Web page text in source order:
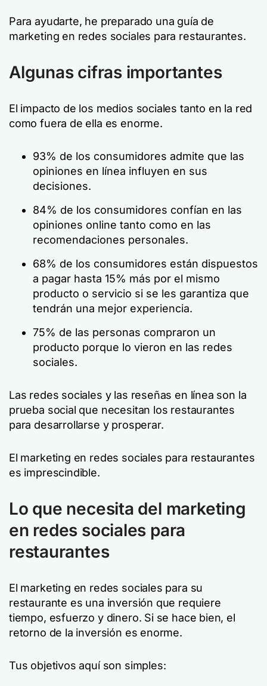
Para ayudarte, he preparado una guía de
marketing en redes sociales para restaurantes.
Algunas cifras importantes
El impacto de los medios sociales tanto en la red
como fuera de ella es enorme.
93% de los consumidores admite que las
opiniones en línea influyen en sus
decisiones.
84% de los consumidores confían en las
opiniones online tanto como en las
recomendaciones personales.
68% de los consumidores están dispuestos
a pagar hasta 15% más por el mismo
producto o servicio si se les garantiza que
tendrán una mejor experiencia.
75% de las personas compraron un
producto porque lo vieron en las redes
sociales.
Las redes sociales y las reseñas en línea son la
prueba social que necesitan los restaurantes
para desarrollarse y prosperar.
El marketing en redes sociales para restaurantes
es imprescindible.
Lo que necesita del marketing
en redes sociales para
restaurantes
El marketing en redes sociales para su
restaurante es una inversión que requiere
tiempo, esfuerzo y dinero. Si se hace bien, el
retorno de la inversión es enorme.
Tus objetivos aquí son simples: